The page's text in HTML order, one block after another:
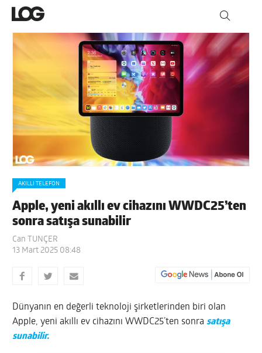
AKILLI TELEFON
Apple, yeni akıllı ev cihazını WWDC25’ten
sonra satışa sunabilir
Can TUNÇER
13 Mart 2025 08:48
Dünyanın en değerli teknoloji şirketlerinden biri olan
Apple, yeni akıllı ev cihazını WWDC25’ten sonrasatışa
sunabilir.